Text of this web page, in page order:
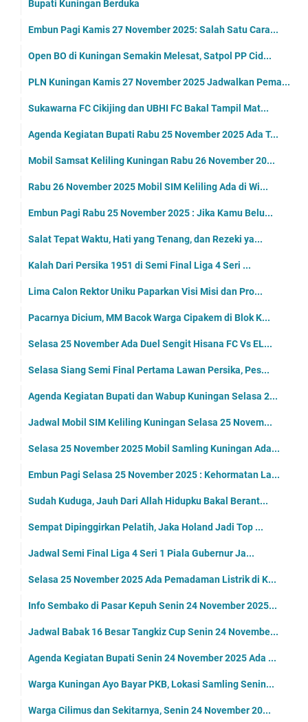
Bupati Kuningan Berduka
Embun Pagi Kamis 27 November 2025: Salah Satu Cara...
Open BO di Kuningan Semakin Melesat, Satpol PP Cid...
PLN Kuningan Kamis 27 November 2025 Jadwalkan Pema...
Sukawarna FC Cikijing dan UBHI FC Bakal Tampil Mat...
Agenda Kegiatan Bupati Rabu 25 November 2025 Ada T...
Mobil Samsat Keliling Kuningan Rabu 26 November 20...
Rabu 26 November 2025 Mobil SIM Keliling Ada di Wi...
Embun Pagi Rabu 25 November 2025 : Jika Kamu Belu...
Salat Tepat Waktu, Hati yang Tenang, dan Rezeki ya...
Kalah Dari Persika 1951 di Semi Final Liga 4 Seri ...
Lima Calon Rektor Uniku Paparkan Visi Misi dan Pro...
Pacarnya Dicium, MM Bacok Warga Cipakem di Blok K...
Selasa 25 November Ada Duel Sengit Hisana FC Vs EL...
Selasa Siang Semi Final Pertama Lawan Persika, Pes...
Agenda Kegiatan Bupati dan Wabup Kuningan Selasa 2...
Jadwal Mobil SIM Keliling Kuningan Selasa 25 Novem...
Selasa 25 November 2025 Mobil Samling Kuningan Ada...
Embun Pagi Selasa 25 November 2025 : Kehormatan La...
Sudah Kuduga, Jauh Dari Allah Hidupku Bakal Berant...
Sempat Dipinggirkan Pelatih, Jaka Holand Jadi Top ...
Jadwal Semi Final Liga 4 Seri 1 Piala Gubernur Ja...
Selasa 25 November 2025 Ada Pemadaman Listrik di K...
Info Sembako di Pasar Kepuh Senin 24 November 2025...
Jadwal Babak 16 Besar Tangkiz Cup Senin 24 Novembe...
Agenda Kegiatan Bupati Senin 24 November 2025 Ada ...
Warga Kuningan Ayo Bayar PKB, Lokasi Samling Senin...
Warga Cilimus dan Sekitarnya, Senin 24 November 20...